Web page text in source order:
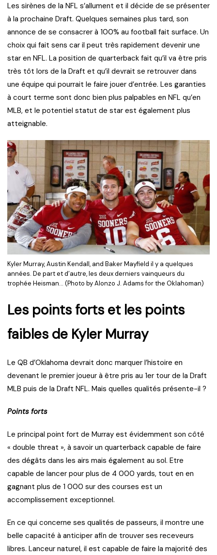
Les sirènes de la NFL s’allument et il décide de se présenter
à la prochaine Draft. Quelques semaines plus tard, son
annonce de se consacrer à 100% au football fait surface. Un
choix qui fait sens car il peut très rapidement devenir une
star en NFL. La position de quarterback fait qu’il va être pris
très tôt lors de la Draft et qu’il devrait se retrouver dans
une équipe qui pourrait le faire jouer d’entrée. Les garanties
à court terme sont donc bien plus palpables en NFL qu’en
MLB, et le potentiel statut de star est également plus
atteignable.
Kyler Murray, Austin Kendall, and Baker Mayfield il y a quelques
années. De part et d’autre, les deux derniers vainqueurs du
trophée Heisman… (Photo by Alonzo J. Adams for the Oklahoman)
Les points forts et les points
faibles de Kyler Murray
Le QB d’Oklahoma devrait donc marquer l’histoire en
devenant le premier joueur à être pris au 1er tour de la Draft
MLB puis de la Draft NFL. Mais quelles qualités présente-il ?
Points forts
Le principal point fort de Murray est évidemment son côté
« double threat », à savoir un quarterback capable de faire
des dégâts dans les airs mais également au sol. Etre
capable de lancer pour plus de 4 000 yards, tout en en
gagnant plus de 1 000 sur des courses est un
accomplissement exceptionnel.
En ce qui concerne ses qualités de passeurs, il montre une
belle capacité à anticiper afin de trouver ses receveurs
libres. Lanceur naturel, il est capable de faire la majorité des